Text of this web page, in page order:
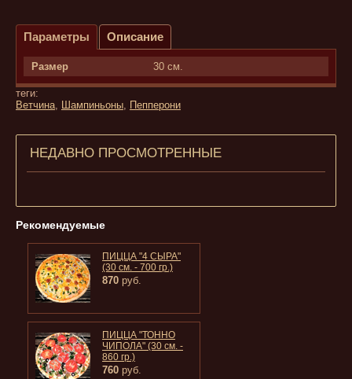
Параметры Описание
Размер 30 см.
теги:
Ветчина, Шампиньоны, Пепперони
НЕДАВНО ПРОСМОТРЕННЫЕ
Рекомендуемые
ПИЦЦА "4 СЫРА"
(30 см. - 700 гр.)
870 руб.
ПИЦЦА "ТОННО
ЧИПОЛА" (30 см. -
860 гр.)
760 руб.